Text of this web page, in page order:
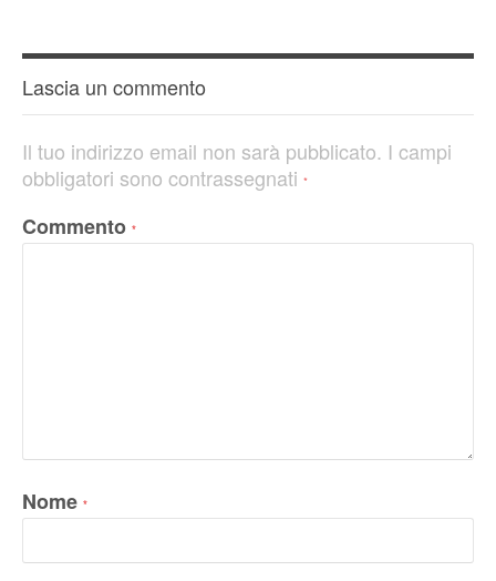
Lascia un commento
Il tuo indirizzo email non sarà pubblicato. I campi
obbligatori sono contrassegnati *
Commento *
Nome *